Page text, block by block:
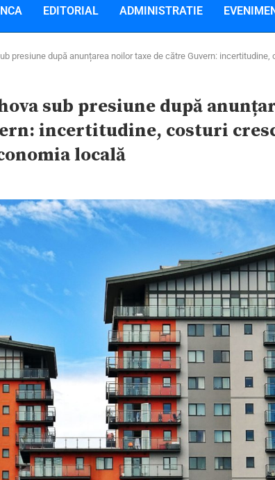
EDITORIAL ADMINISTRATIE
presiune după anunțarea noilor taxe de către Guvern:
sub presiune după
incertitudine, costuri
locală